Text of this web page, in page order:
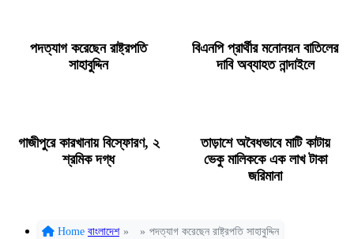
পদত্যাগ করেছেন রাষ্ট্রপতি
সাহাবুদ্দিন
বিএনপি প্রার্থীর মনোনয়ন বাতিলের
দাবি অব্যাহত নান্দাইলে
গাজীপুরে কারখানায় বিস্ফোরণ, ২
শ্রমিক দগ্ধ
তাড়াশে অবৈধভাবে মাটি কাটায়
ভেকু মালিককে এক লাখ টাকা
জরিমানা
Home বাংলাদেশ » » পদত্যাগ করেছেন রাষ্ট্রপতি সাহাবুদ্দিন